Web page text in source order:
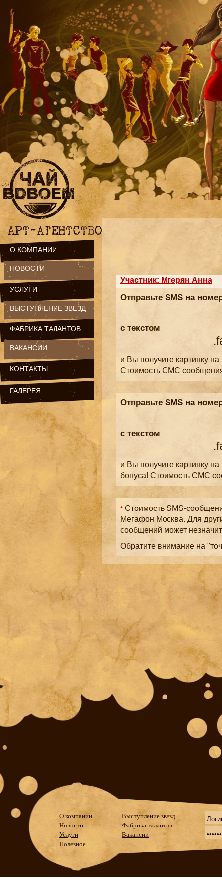
Участник: Мгерян Анна
Отправьте SMS на
с текстом
и Вы получите картинку
Стоимость СМС
Отправьте SMS на
с текстом
и Вы получите картинку
бонуса! Стоимость СМС
* Стоимость SMS-
Мегафон Москва. Для
сообщений может
Обратите внимание на
О КОМПАНИИ
НОВОСТИ
УСЛУГИ
ВЫСТУПЛЕНИЕ ЗВЕЗД
ФАБРИКА ТАЛАНТОВ
ВАКАНСИИ
КОНТАКТЫ
ГАЛЕРЕЯ
О компании
Новости
Услуги
Полезное
Выступление звезд
Фабрика талантов
Вакансии